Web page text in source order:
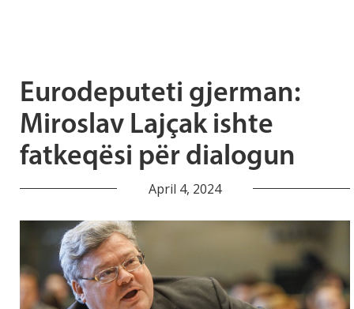
Eurodeputeti gjerman:
Miroslav Lajçak ishte
fatkeqësi për dialogun
April 4, 2024